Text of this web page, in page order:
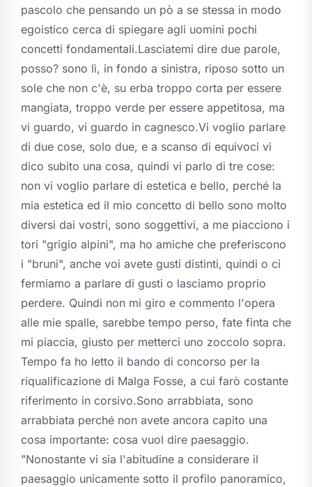
pascolo che pensando un pò a se stessa in modo
egoistico cerca di spiegare agli uomini pochi
concetti fondamentali.Lasciatemi dire due parole,
posso? sono lì, in fondo a sinistra, riposo sotto un
sole che non c'è, su erba troppo corta per essere
mangiata, troppo verde per essere appetitosa, ma
vi guardo, vi guardo in cagnesco.Vi voglio parlare
di due cose, solo due, e a scanso di equivoci vi
dico subito una cosa, quindi vi parlo di tre cose:
non vi voglio parlare di estetica e bello, perché la
mia estetica ed il mio concetto di bello sono molto
diversi dai vostri, sono soggettivi, a me piacciono i
tori "grigio alpini", ma ho amiche che preferiscono
i "bruni", anche voi avete gusti distinti, quindi o ci
fermiamo a parlare di gusti o lasciamo proprio
perdere. Quindi non mi giro e commento l'opera
alle mie spalle, sarebbe tempo perso, fate finta che
mi piaccia, giusto per metterci uno zoccolo sopra.
Tempo fa ho letto il bando di concorso per la
riqualificazione di Malga Fosse, a cui farò costante
riferimento in corsivo.Sono arrabbiata, sono
arrabbiata perché non avete ancora capito una
cosa importante: cosa vuol dire paesaggio.
"Nonostante vi sia l'abitudine a considerare il
paesaggio unicamente sotto il profilo panoramico,